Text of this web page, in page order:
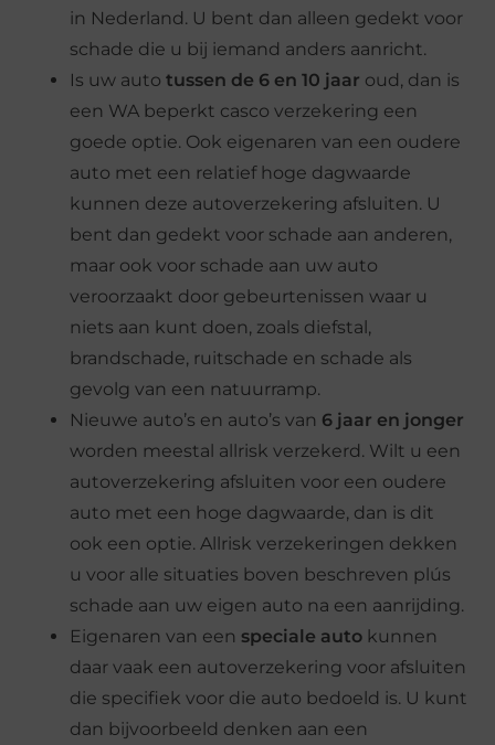
in Nederland. U bent dan alleen gedekt voor
schade die u bij iemand anders aanricht.
Is uw autotussen de 6 en 10 jaar oud, dan is
een WA beperkt casco verzekering een
goede optie. Ook eigenaren van een oudere
auto met een relatief hoge dagwaarde
kunnen deze autoverzekering afsluiten. U
bent dan gedekt voor schade aan anderen,
maar ook voor schade aan uw auto
veroorzaakt door gebeurtenissen waar u
niets aan kunt doen, zoals diefstal,
brandschade, ruitschade en schade als
gevolg van een natuurramp.
Nieuwe auto’s en auto’s van 6 jaar en jonger
worden meestal allrisk verzekerd. Wilt u een
autoverzekering afsluiten voor een oudere
auto met een hoge dagwaarde, dan is dit
ook een optie. Allrisk verzekeringen dekken
u voor alle situaties boven beschreven plús
schade aan uw eigen auto na een aanrijding.
Eigenaren van een speciale auto kunnen
daar vaak een autoverzekering voor afsluiten
die specifiek voor die auto bedoeld is. U kunt
dan bijvoorbeeld denken aan een